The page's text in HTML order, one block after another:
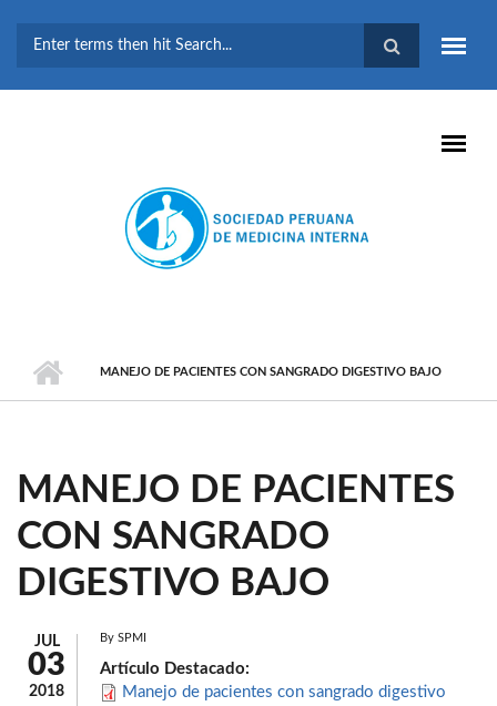
BÚSQUEDA
MANEJO DE PACIENTES CON SANGRADO DIGESTIVO BAJO
MANEJO DE PACIENTES
CON SANGRADO
DIGESTIVO BAJO
JUL
03
2018
By SPMI
Artículo Destacado:
Manejo de pacientes con sangrado digestivo